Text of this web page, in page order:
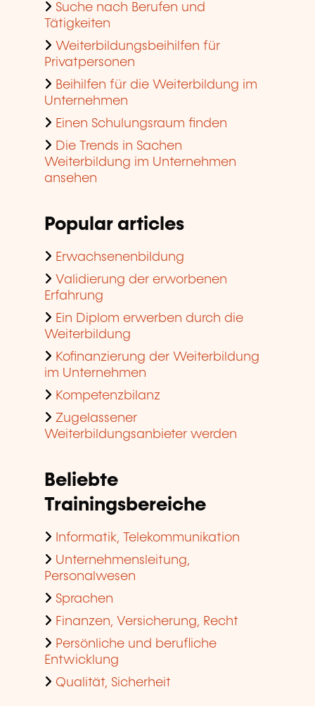
Suche nach Berufen und
Tätigkeiten
Weiterbildungsbeihilfen für
Privatpersonen
Beihilfen für die Weiterbildung im
Unternehmen
Einen Schulungsraum finden
Die Trends in Sachen
Weiterbildung im Unternehmen
ansehen
Popular articles
Erwachsenenbildung
Validierung der erworbenen
Erfahrung
Ein Diplom erwerben durch die
Weiterbildung
Kofinanzierung der Weiterbildung
im Unternehmen
Kompetenzbilanz
Zugelassener
Weiterbildungsanbieter werden
Beliebte
Trainingsbereiche
Informatik, Telekommunikation
Unternehmensleitung,
Personalwesen
Sprachen
Finanzen, Versicherung, Recht
Persönliche und berufliche
Entwicklung
Qualität, Sicherheit